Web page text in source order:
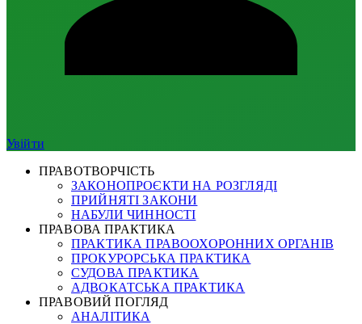
Увійти
ПРАВОТВОРЧІСТЬ
ЗАКОНОПРОЄКТИ НА РОЗГЛЯДІ
ПРИЙНЯТІ ЗАКОНИ
НАБУЛИ ЧИННОСТІ
ПРАВОВА ПРАКТИКА
ПРАКТИКА ПРАВООХОРОННИХ ОРГАНІВ
ПРОКУРОРСЬКА ПРАКТИКА
СУДОВА ПРАКТИКА
АДВОКАТСЬКА ПРАКТИКА
ПРАВОВИЙ ПОГЛЯД
АНАЛІТИКА